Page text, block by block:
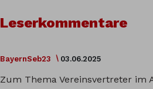
Leserkommentare
BayernSeb23 03.06.2025
Zum Thema Vereinsvertreter im